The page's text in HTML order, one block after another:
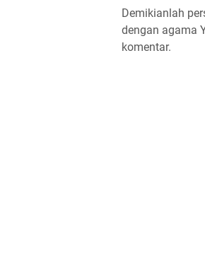
Demikianlah
dengan agama
komentar.